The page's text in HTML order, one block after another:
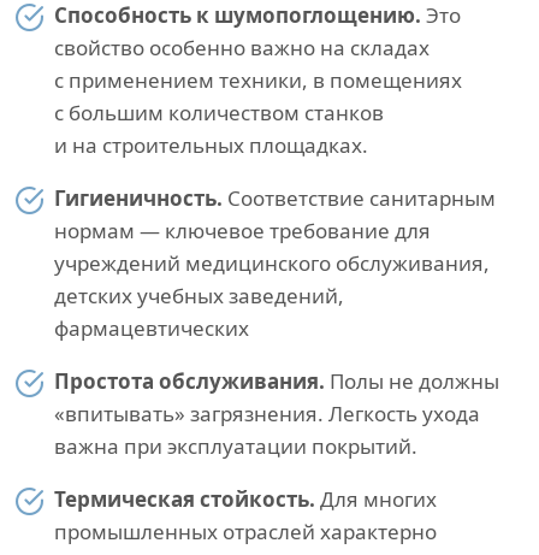
Способность к шумопоглощению. Это
свойство особенно важно на складах
с применением техники, в помещениях
с большим количеством станков
и на строительных площадках.
Гигиеничность. Соответствие санитарным
нормам — ключевое требование для
учреждений медицинского обслуживания,
детских учебных заведений,
фармацевтических
Простота обслуживания. Полы не должны
«впитывать» загрязнения. Легкость ухода
важна при эксплуатации покрытий.
Термическая стойкость. Для многих
промышленных отраслей характерно